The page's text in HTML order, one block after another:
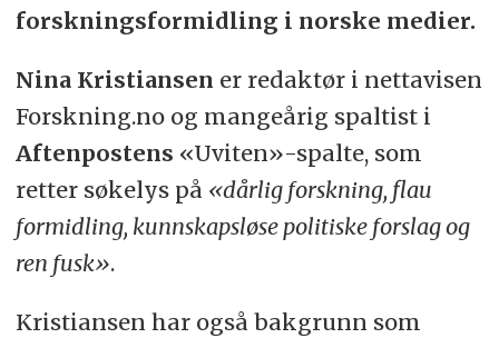
forskningsformidling i norske medier.
Nina Kristiansen er redaktør i nettavisen
Forskning.no og mangeårig spaltist i
Aftenpostens «Uviten»-spalte, som
retter søkelys på «dårlig forskning, flau
formidling, kunnskapsløse politiske forslag og
ren fusk».
Kristiansen har også bakgrunn som